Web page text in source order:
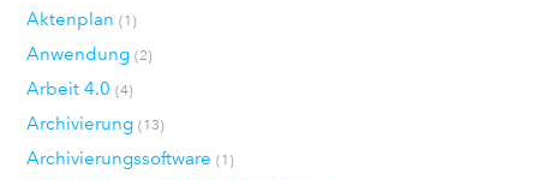
Aktenplan (1)
Anwendung (2)
Arbeit 4.0 (4)
Archivierung (13)
Archivierungssoftware (1)